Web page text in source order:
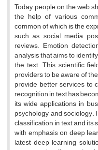
Today, people on the web
the help of various
common of which is the
such as social media
reviews. Emotion
analysis that aims to
the text. This scientific
providers to be aware of
provide better services to
recognition in text has
its wide applications in
psychology, and sociology.
classification in text and its
with emphasis on deep
latest deep learning